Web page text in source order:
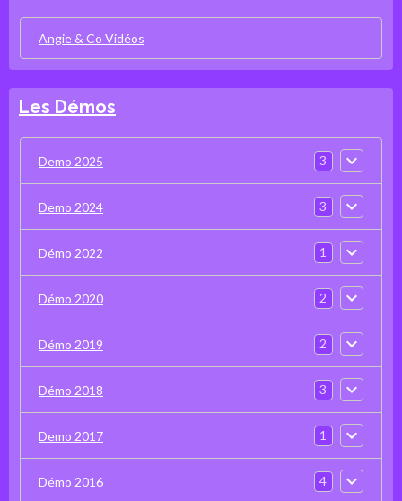
Angie & Co Vidéos
Les Démos
Demo 2025 3
Demo 2024 3
Démo 2022 1
Démo 2020 2
Démo 2019 2
Démo 2018 3
Demo 2017 1
Démo 2016 4